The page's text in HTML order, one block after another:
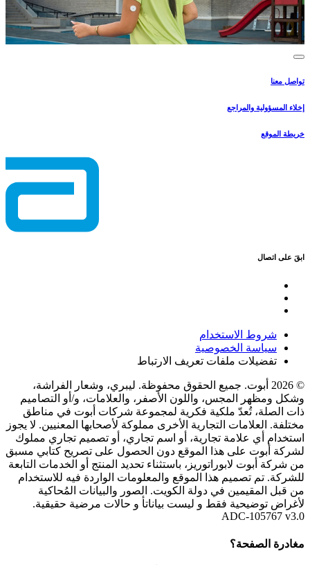
تواصل معنا
إخلاء المسؤولية والمراجع
خريطة الموقع
ابقَ على اتصال
شروط الاستخدام
سياسة الخصوصية
تفضيلات ملفات تعريف الارتباط
© 2026 أبوت. جميع الحقوق محفوظة. ليبري، وشعار الفراشة،
وشكل ومظهر المجس، واللون الأصفر، والعلامات، و/أو التصاميم
ذات الصلة، تُعدّ ملكية فكرية لمجموعة شركات أبوت في مناطق
مختلفة. العلامات التجارية الأخرى مملوكة لأصحابها المعنيين. لا يجوز
استخدام أي علامة تجارية، أو اسم تجاري، أو تصميم تجاري مملوك
لشركة أبوت على هذا الموقع دون الحصول على تصريح كتابي مسبق
من شركة أبوت لابوراتوريز، باستثناء تحديد المنتج أو الخدمات التابعة
للشركة. تم تصميم هذا الموقع والمعلومات الواردة فيه للاستخدام
من قبل المقيمين في دولة الكويت. الصور والبيانات المُحاكية
لأغراض توضيحية فقط و ليست بياناتأ و حالات مرضية حقيقية.
ADC-105767 v3.0
مغادرة الصفحة؟